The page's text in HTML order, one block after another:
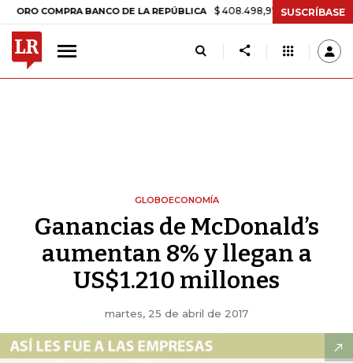
COMPRA BANCO DE LA REPÚBLICA $ 408.498,97 +$ 8.753,81 +2,19%
SUSCRÍBASE
GLOBOECONOMÍA
Ganancias de McDonald’s
aumentan 8% y llegan a
US$1.210 millones
martes, 25 de abril de 2017